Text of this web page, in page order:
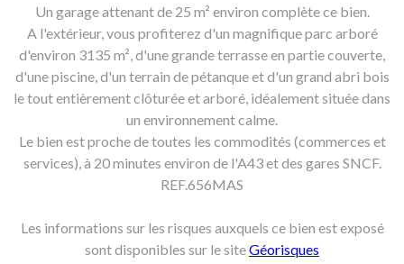
Un garage attenant de 25 m² environ complète ce bien.
A l'extérieur, vous profiterez d'un magnifique parc arboré
d'environ 3135 m², d'une grande terrasse en partie couverte,
d'une piscine, d'un terrain de pétanque et d'un grand abri bois
le tout entièrement clôturée et arboré, idéalement située dans
un environnement calme.
Le bien est proche de toutes les commodités (commerces et
services), à 20 minutes environ de l'A43 et des gares SNCF.
REF.656MAS
Les informations sur les risques auxquels ce bien est exposé
sont disponibles sur le siteGéorisques